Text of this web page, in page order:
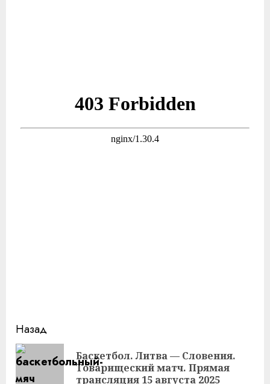
Продолжить
чтение
Назад
Баскетбол. Литва — Словения.
Товарищеский матч. Прямая
трансляция 15 августа 2025